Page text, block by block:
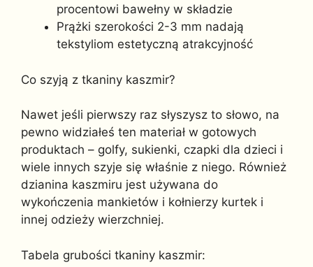
procentowi bawełny w składzie
Prążki szerokości 2-3 mm nadają
tekstyliom estetyczną atrakcyjność
Co szyją z tkaniny kaszmir?
Nawet jeśli pierwszy raz słyszysz to słowo, na
pewno widziałeś ten materiał w gotowych
produktach – golfy, sukienki, czapki dla dzieci i
wiele innych szyje się właśnie z niego. Również
dzianina kaszmiru jest używana do
wykończenia mankietów i kołnierzy kurtek i
innej odzieży wierzchniej.
Tabela grubości tkaniny kaszmir: